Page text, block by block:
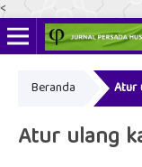
<
Beranda Atur
Atur ulang